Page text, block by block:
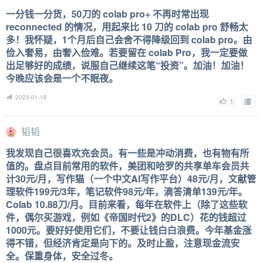
一分钱一分货，50刀的 colab pro+ 不再时常出现
reconnected 的情况，用起来比 10 刀的 colab pro 舒畅太
多！我怀疑，1个月后自己会舍不得降级回到 colab pro。由
俭入奢易，由奢入俭难。若要留在 colab Pro，我一定要做
出足够好的成绩，说服自己继续这笔“投资”。加油！加油！
今晚应该会是一个不眠夜。
2023-01-18 1
韬韬
我发现自己很喜欢充会员。有一些是冲动消费，也有物有所
值的。盘点目前常用的软件，美团和哈罗的共享单车会员共
计30元/月，写作猫（一个中文AI写作平台）48元/月，文献管
理软件199元/3年，笔记软件98元/年，滴答清单139元/年。
Colab 10.88刀/月。目前来看，每年在软件上（除了这些软
件，偶尔买游戏，例如《帝国时代2》的DLC）花的钱超过
1000元。要好好使用它们，不要让钱白白浪费。今年基金涨
得不错，但经济肯定是向下的。及时止盈，注意现金流安
全。保重身体，安全过冬。